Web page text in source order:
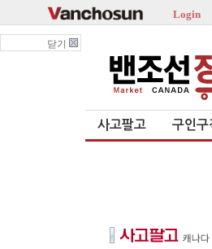
Login
닫기
사고팔고 구인구